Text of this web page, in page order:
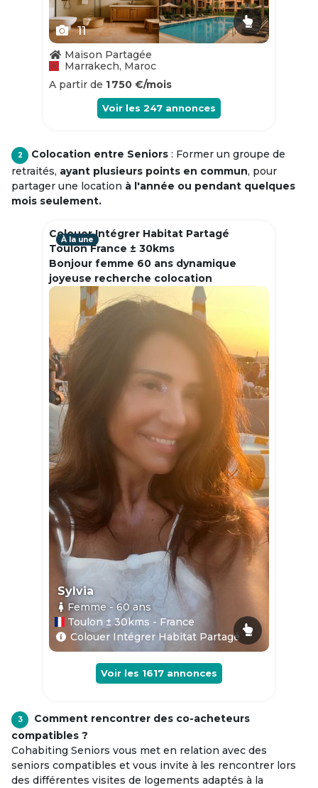
11
Maison Partagée
Marrakech, Maroc
A partir de 1 750 €/mois
Voir les 247 annonces
2 Colocation entre Seniors : Former un groupe de
retraités, ayant plusieurs points en commun, pour
partager une location à l'année ou pendant quelques
mois seulement.
Colouer Intégrer Habitat Partagé
Toulon France ± 30kms
Bonjour femme 60 ans dynamique
joyeuse recherche colocation
À la une
Sylvia
Femme - 60ans
Toulon ± 30kms - France
Colouer Intégrer Habitat Partagé
Voir les 1617 annonces
3
Comment rencontrer des co-acheteurs
compatibles ?
Cohabiting Seniors vous met en relation avec des
seniors compatibles et vous invite à les rencontrer lors
des différentes visites de logements adaptés à la